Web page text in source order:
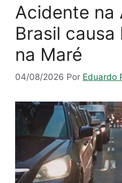
Acidente na
Brasil causa
na Maré
04/08/2026 Por Eduardo